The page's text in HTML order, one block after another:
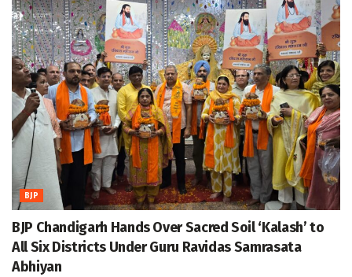
BJP
BJP Chandigarh Hands Over Sacred Soil ‘Kalash’ to
All Six Districts Under Guru Ravidas Samrasata
Abhiyan